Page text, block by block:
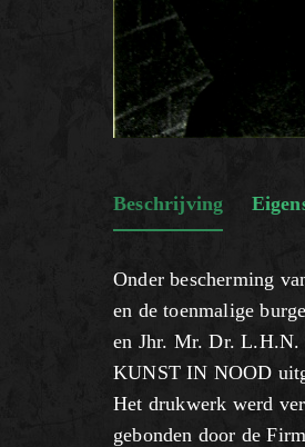
Beschrijving
Onder bescherming
en de toenmalige
en Jhr. Mr. Dr. L.H.N.
KUNST IN NOOD
Het drukwerk werd
gebonden door de